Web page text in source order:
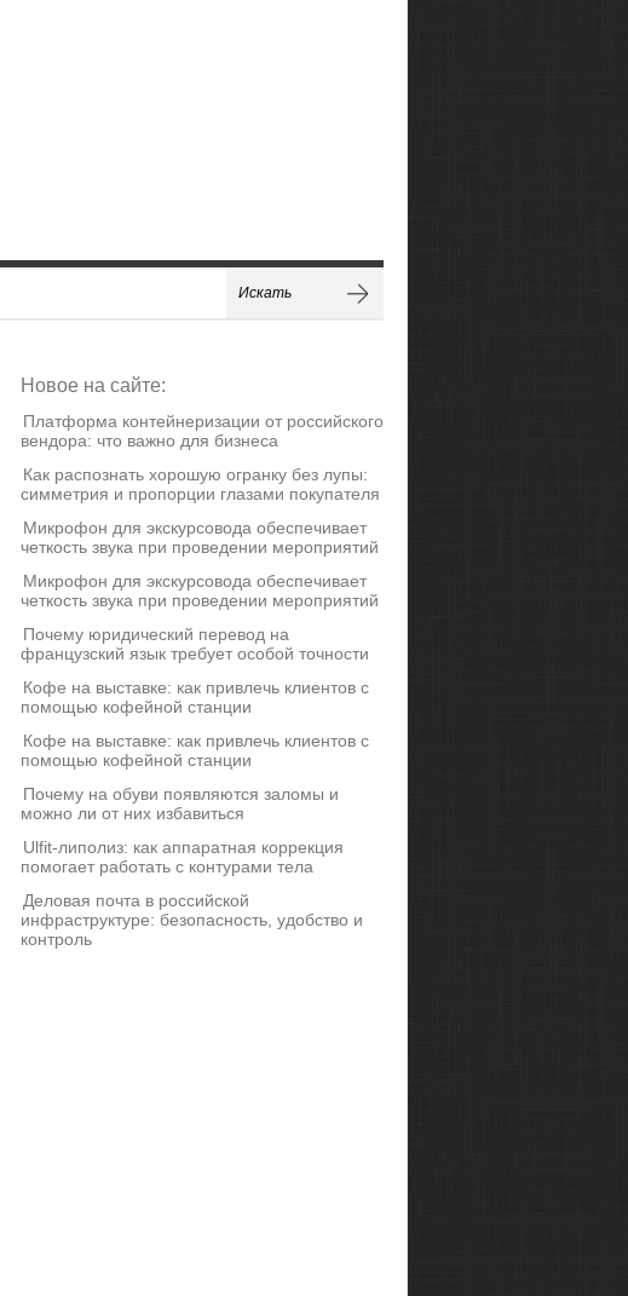
Новое на сайте:
Платформа контейнеризации от российского
вендора: что важно для бизнеса
Как распознать хорошую огранку без лупы:
симметрия и пропорции глазами покупателя
Микрофон для экскурсовода обеспечивает
четкость звука при проведении мероприятий
Микрофон для экскурсовода обеспечивает
четкость звука при проведении мероприятий
Почему юридический перевод на
французский язык требует особой точности
Кофе на выставке: как привлечь клиентов с
помощью кофейной станции
Кофе на выставке: как привлечь клиентов с
помощью кофейной станции
Почему на обуви появляются заломы и
можно ли от них избавиться
Ulfit-липолиз: как аппаратная коррекция
помогает работать с контурами тела
Деловая почта в российской
инфраструктуре: безопасность, удобство и
контроль